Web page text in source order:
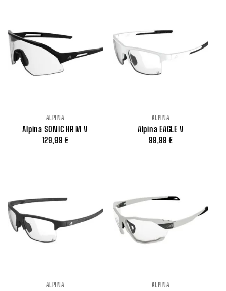
ALPINA
Alpina SONIC HR M V
129,99 €
ALPINA
Alpina EAGLE V
99,99 €
ALPINA ALPINA